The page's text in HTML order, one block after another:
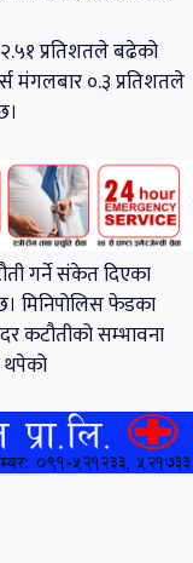
प्रतिशतले बढेको
मंगलबार ०.३ प्रतिशतले
गर्ने संकेत दिएका
मिनिपोलिस फेडका
कटौतीको सम्भावना
थपेको